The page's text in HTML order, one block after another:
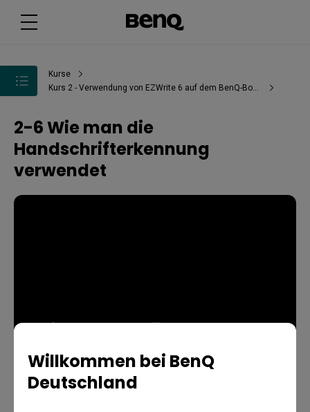
Willkommen bei BenQ
Deutschland
Kurse
Kurs 2 - Verwendung von EZWrite 6 auf dem BenQ-Board
2-6 Wie man die
Handschrifterkennung
verwendet